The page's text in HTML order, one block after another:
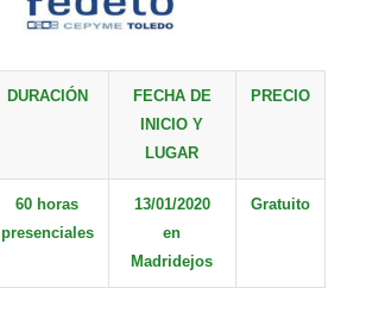
DURACIÓN
FECHA DE
INICIO Y
LUGAR
PRECIO
60 horas
presenciales
13/01/2020
en
Madridejos
Gratuito